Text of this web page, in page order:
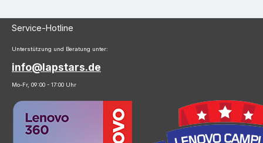
Service-Hotline
Unterstützung und Beratung unter:
info@lapstars.de
Mo-Fr, 09:00 - 17:00 Uhr